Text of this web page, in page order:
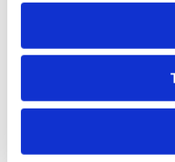
publicerar
för premiär och
till “Grand Opening”. En